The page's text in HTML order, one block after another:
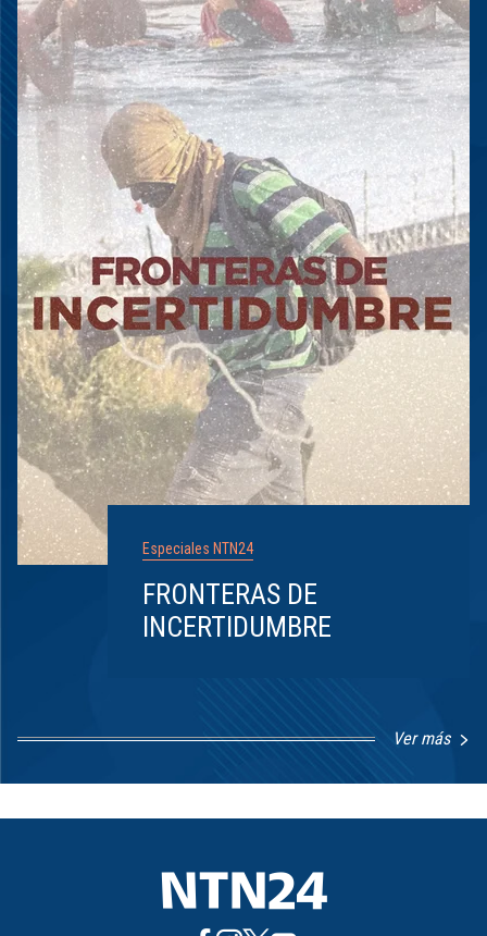
Especiales NTN24
FRONTERAS DE
INCERTIDUMBRE
Ver más
1
8